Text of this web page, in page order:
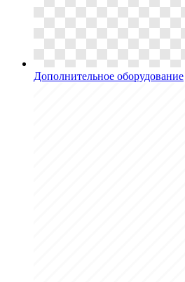
Дополнительное оборудование